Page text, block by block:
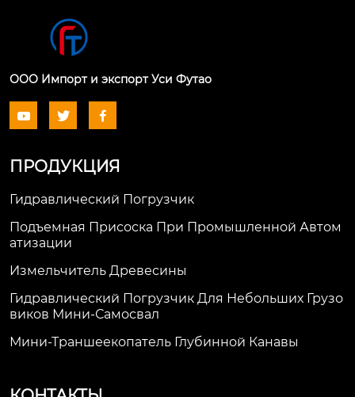
ООО Импорт и экспорт Уси Футао
  
ПРОДУКЦИЯ
Гидравлический Погрузчик
Подъемная Присоска При Промышленной Автом
Атизации
Измельчитель Древесины
Гидравлический Погрузчик Для Небольших Грузо
Виков Мини-Самосвал
Мини-Траншеекопатель Глубинной Канавы